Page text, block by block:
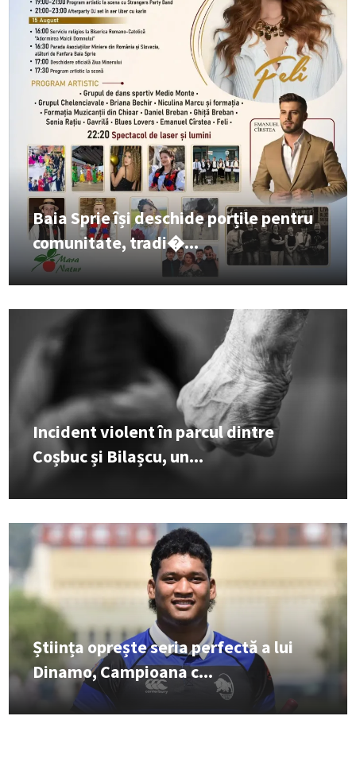
Baia Sprie își deschide porțile pentru
comunitate, tradi�...
Incident violent în parcul dintre
Coșbuc și Bilașcu, un...
Știința oprește seria perfectă a lui
Dinamo, Campioana c...